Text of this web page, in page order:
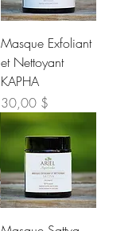
Masque Exfoliant
et Nettoyant
KAPHA
Prix
30,00 $